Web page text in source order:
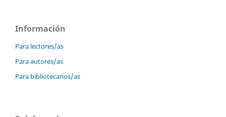
Información
Para lectores/as
Para autores/as
Para bibliotecarios/as